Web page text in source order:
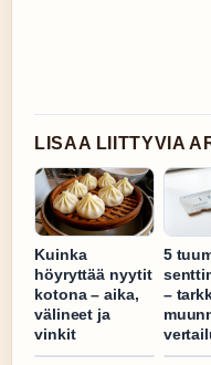
LISAA LIITTYVIA
Kuinka
höyryttää nyytit
kotona – aika,
välineet ja
vinkit
5
–